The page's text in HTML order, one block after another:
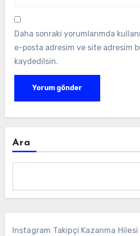
Daha sonraki yorumlarımda
e-posta adresim ve site adresim
kaydedilsin.
Ara
Instagram Takipçi Kazanma Hilesi